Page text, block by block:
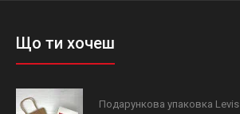
Що ти хочеш
Подарункова упаковка Levis